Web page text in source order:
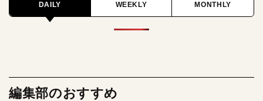
DAILY WEEKLY MONTHLY
編集部のおすすめ